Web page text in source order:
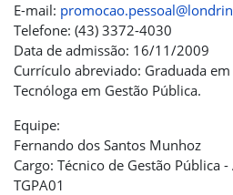
E-mail:
Telefone: (43) 3372-4030
Data de admissão: 16/11/2009
Currículo abreviado: Graduada
Tecnóloga em Gestão Pública.
Equipe:
Fernando dos Santos Munhoz
Cargo: Técnico de Gestão Pública
TGPA01